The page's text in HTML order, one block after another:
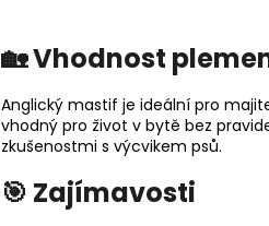
🏡 Vhodnost
Anglický mastif je ideální pro
vhodný pro život v bytě bez
zkušenostmi s výcvikem psů.
🎯 Zajímavosti